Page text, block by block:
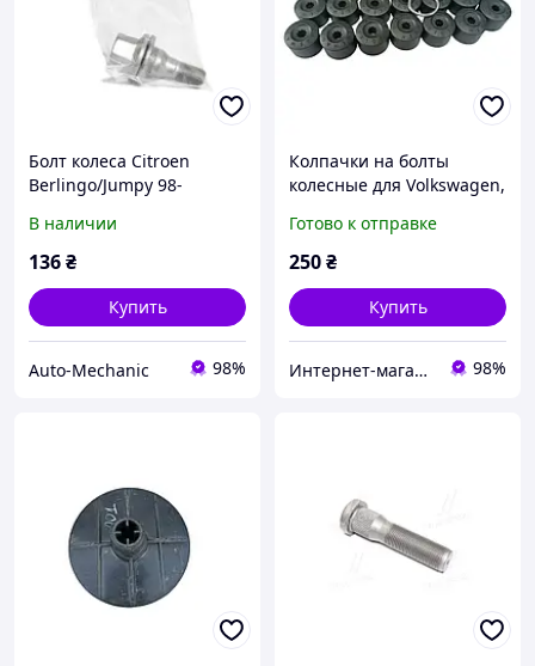
Болт колеса Citroen
Berlingo/Jumpy 98-
В наличии
136₴
Купить
Auto-Mechanic 98%
Колпачки на болты
колесные для Volkswagen,
20 шт+ключ Ковпачок
болта колеса
Готово к отправке
250₴
Купить
Интернет-магазин электроники 98%